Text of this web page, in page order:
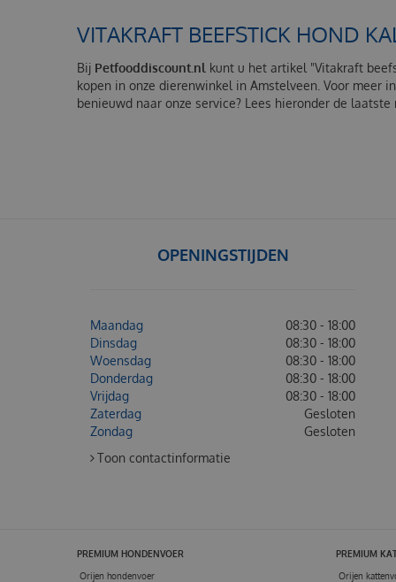
VITAKRAFT BEEFSTICK HOND
Bij Petfooddiscount.nl kunt u het artikel "Vitakraft
kopen in onze dierenwinkel in Amstelveen. Voor meer
benieuwd naar onze service? Lees hieronder de
OPENINGSTIJDEN
Maandag
08:30 - 18:00
Dinsdag
08:30 - 18:00
Woensdag
08:30 - 18:00
Donderdag
08:30 - 18:00
Vrijdag
08:30 - 18:00
Zaterdag
Gesloten
Zondag
Gesloten
Toon contactinformatie
PREMIUM HONDENVOER
Orijen hondenvoer
PREMIUM
Orijen